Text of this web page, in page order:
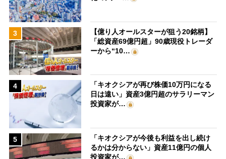
3
【億り人オールスターが狙う20銘柄】
「総資産69億円超」90歳現役トレーダ
ーから“10…
4
「キオクシアが再び株価10万円になる
日は遠い」資産3億円超のサラリーマン
投資家が…
5
「キオクシアが今後も利益を出し続け
るかは分からない」資産11億円の個人
投資家が…